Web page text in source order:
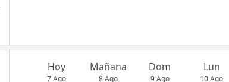
Hoy
7 Ago
Mañana
8 Ago
Dom
9 Ago
Lun
10 Ago